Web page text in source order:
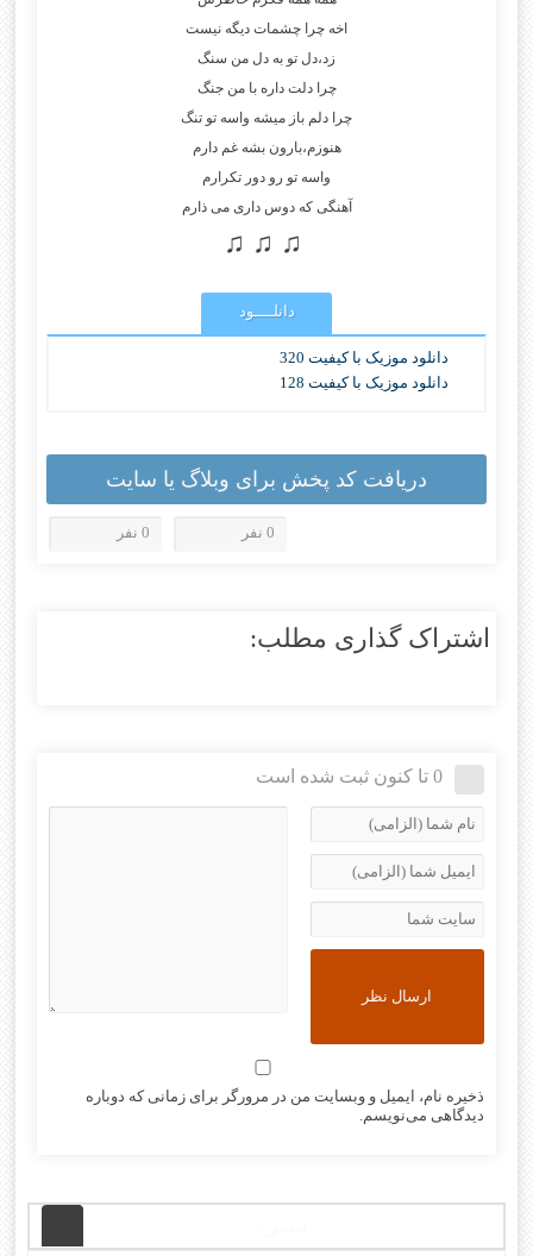
اخه چرا چشمات دیگه نیست
زد،دل تو به دل من سنگ
چرا دلت داره با من جنگ
چرا دلم باز میشه واسه تو تنگ
هنوزم،بارون بشه غم دارم
واسه تو رو دور تکرارم
آهنگی که دوس داری می ذارم
♫ ♫ ♫
دانلــــود
دانلود موزیک با کیفیت 320
دانلود موزیک با کیفیت 128
دریافت کد پخش برای وبلاگ یا سایت
0 نفر 0 نفر
اشتراک گذاری مطلب:
0 تا کنون ثبت شده است
ذخیره نام، ایمیل و وبسایت من در مرورگر برای زمانی که دوباره
دیدگاهی می‌نویسم.